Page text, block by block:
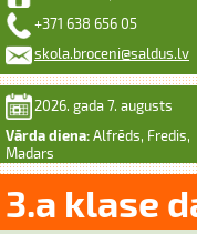
+371 638 656 05
skola.broceni@saldus.lv
2026. gada 7. augusts
Vārda diena: Alfrēds, Fredis,
Madars
3.a klase